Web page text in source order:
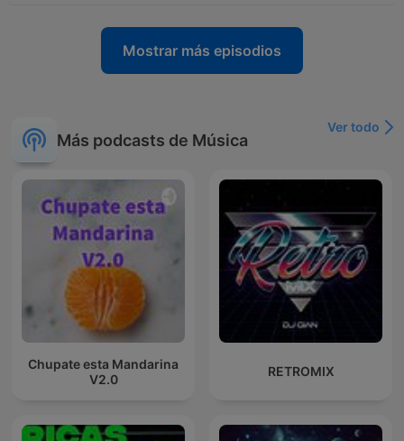
Mostrar más episodios
Más podcasts de Música
Ver todo
Chupate esta Mandarina
V2.0
RETROMIX